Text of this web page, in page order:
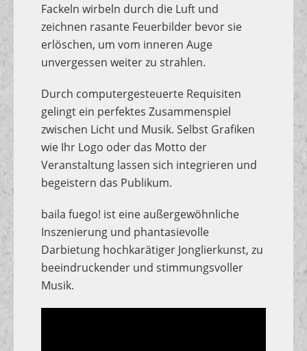
Fackeln wirbeln durch die Luft und
zeichnen rasante Feuerbilder bevor sie
erlöschen, um vom inneren Auge
unvergessen weiter zu strahlen.
Durch computergesteuerte Requisiten
gelingt ein perfektes Zusammenspiel
zwischen Licht und Musik. Selbst Grafiken
wie Ihr Logo oder das Motto der
Veranstaltung lassen sich integrieren und
begeistern das Publikum.
baila fuego! ist eine außergewöhnliche
Inszenierung und phantasievolle
Darbietung hochkarätiger Jonglierkunst, zu
beeindruckender und stimmungsvoller
Musik.